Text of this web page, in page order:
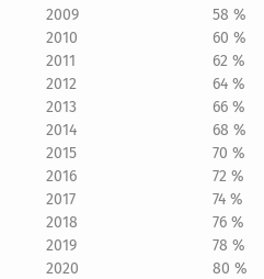
2009
58 %
2010
60 %
2011
62 %
2012
64 %
2013
66 %
2014
68 %
2015
70 %
2016
72 %
2017
74 %
2018
76 %
2019
78 %
2020
80 %